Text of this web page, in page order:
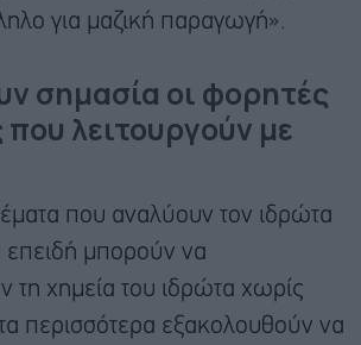
για μαζική παραγωγή».
σημασία οι φορητές
λειτουργούν με
που αναλύουν τον ιδρώτα
επειδή μπορούν να
τη χημεία του ιδρώτα χωρίς
περισσότερα εξακολουθούν να